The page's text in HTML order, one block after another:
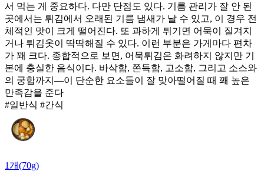
서 먹는 게 중요하다. 다만 단점도 있다. 기름 관리가 잘 안 된
곳에서는 튀김에서 오래된 기름 냄새가 날 수 있고, 이 경우 전
체적인 맛이 크게 떨어진다. 또 과하게 튀기면 어묵이 질겨지
거나 튀김옷이 딱딱해질 수 있다. 이런 부분은 가게마다 편차
가 꽤 크다. 종합적으로 보면, 어묵튀김은 화려하지 않지만 기
본에 충실한 음식이다. 바삭함, 쫀득함, 고소함, 그리고 소스와
의 궁합까지—이 단순한 요소들이 잘 맞아떨어질 때 꽤 높은
만족감을 준다
#일반식 #간식
1개(70g)